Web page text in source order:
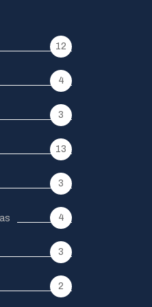
12
4
3
13
3
4
3
2